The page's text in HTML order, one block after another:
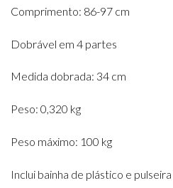
Comprimento: 86-97 cm
Dobrável em 4 partes
Medida dobrada: 34 cm
Peso: 0,320 kg
Peso máximo: 100 kg
Inclui bainha de plástico e pulseira